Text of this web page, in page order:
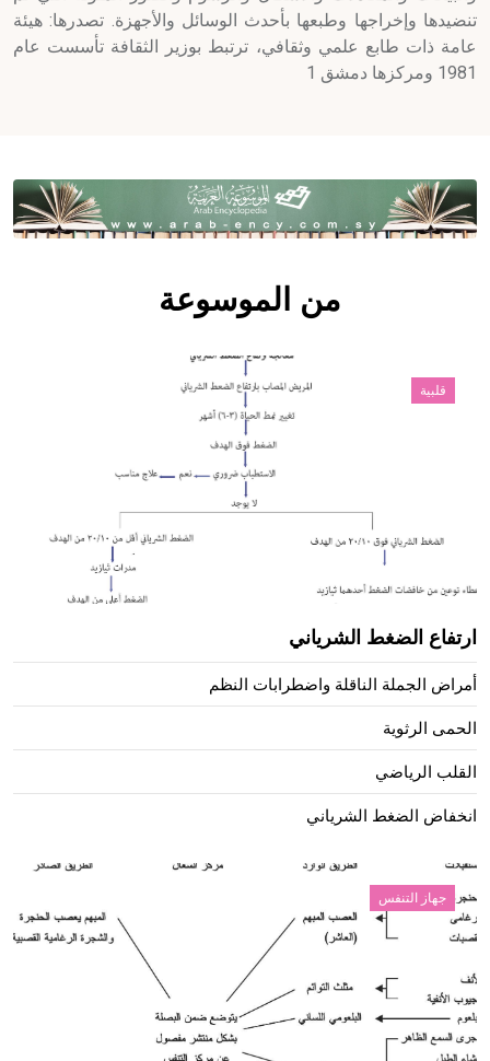
تنضيدها وإخراجها وطبعها بأحدث الوسائل والأجهزة. تصدرها: هيئة
عامة ذات طابع علمي وثقافي، ترتبط بوزير الثقافة تأسست عام
1981 ومركزها دمشق 1
من الموسوعة
قلبية
ارتفاع الضغط الشرياني
أمراض الجملة الناقلة واضطرابات النظم
الحمى الرثوية
القلب الرياضي
انخفاض الضغط الشرياني
جهاز التنفس